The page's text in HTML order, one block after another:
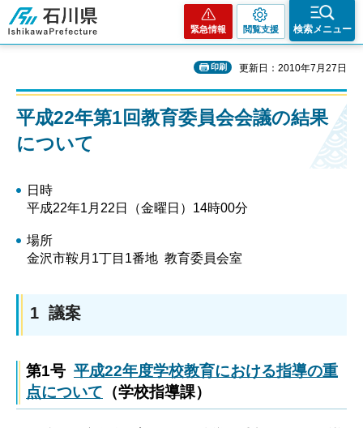
石川県
緊急情報 閲覧支援 検索メニュー
印刷 更新日：2010年7月27日
平成22年第1回教育委員会会議の結果
について
日時
平成22年1月22日（金曜日）14時00分
場所
金沢市鞍月1丁目1番地 教育委員会室
1 議案
第1号 平成22年度学校教育における指導の重
点について （学校指導課）